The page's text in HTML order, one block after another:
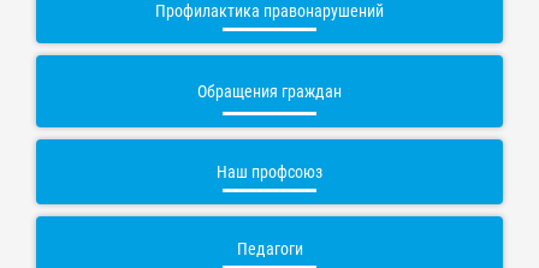
Профилактика правонарушений
Обращения граждан
Наш профсоюз
Педагоги